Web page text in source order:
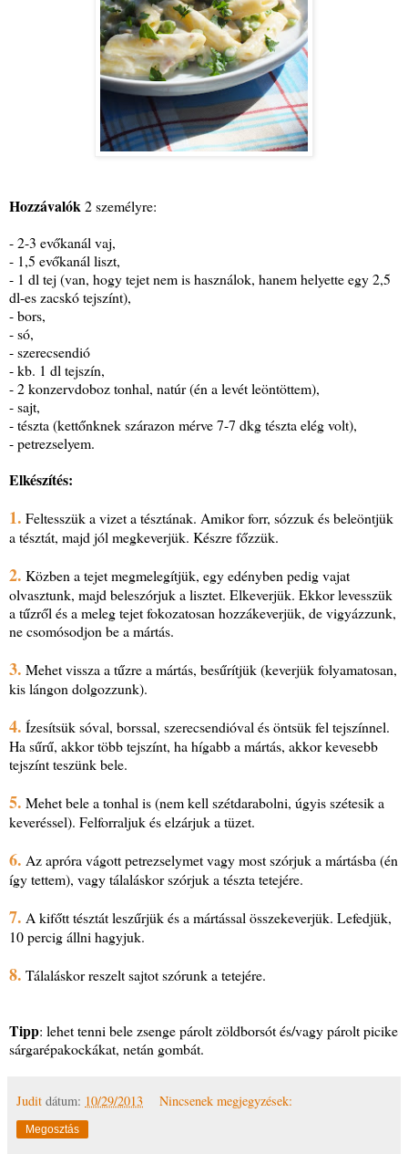
Hozzávalók2 személyre:
- 2-3 evőkanál vaj,
- 1,5 evőkanál liszt,
- 1 dl tej (van, hogy tejet nem is használok, hanem helyette egy 2,5
dl-es zacskó tejszínt),
- bors,
- só,
- szerecsendió
- kb. 1 dl tejszín,
- 2 konzervdoboz tonhal, natúr (én a levét leöntöttem),
- sajt,
- tészta (kettőnknek szárazon mérve 7-7 dkg tészta elég volt),
- petrezselyem.
Elkészítés:
1. Feltesszük a vizet a tésztának. Amikor forr, sózzuk és beleöntjük
a tésztát, majd jól megkeverjük. Készre főzzük.
2. Közben a tejet megmelegítjük, egy edényben pedig vajat
olvasztunk, majd beleszórjuk a lisztet. Elkeverjük. Ekkor levesszük
a tűzről és a meleg tejet fokozatosan hozzákeverjük, de vigyázzunk,
ne csomósodjon be a mártás.
3. Mehet vissza a tűzre a mártás, besűrítjük (keverjük folyamatosan,
kis lángon dolgozzunk).
4. Ízesítsük sóval, borssal, szerecsendióval és öntsük fel tejszínnel.
Ha sűrű, akkor több tejszínt, ha hígabb a mártás, akkor kevesebb
tejszínt teszünk bele.
5. Mehet bele a tonhal is (nem kell szétdarabolni, úgyis szétesik a
keveréssel). Felforraljuk és elzárjuk a tüzet.
6. Az apróra vágott petrezselymet vagy most szórjuk a mártásba (én
így tettem), vagy tálaláskor szórjuk a tészta tetejére.
7. A kifőtt tésztát leszűrjük és a mártással összekeverjük. Lefedjük,
10 percig állni hagyjuk.
8. Tálaláskor reszelt sajtot szórunk a tetejére.
Tipp: lehet tenni bele zsenge párolt zöldborsót és/vagy párolt picike
sárgarépakockákat, netán gombát.
Judit dátum: 10/29/2013 Nincsenek megjegyzések:
Megosztás